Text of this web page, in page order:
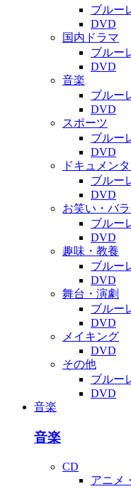
ブルー
DVD
国内ドラマ
ブルー
DVD
音楽
ブルー
DVD
スポーツ
ブルー
DVD
ドキュメン
ブルー
DVD
お笑い・バ
ブルー
DVD
趣味・教養
ブルー
DVD
舞台・演劇
ブルー
DVD
メイキング
DVD
その他
ブルー
DVD
音楽
音楽
CD
アニメ